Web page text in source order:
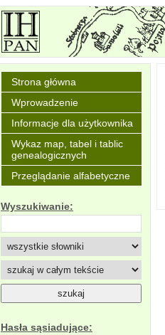
Strona główna
Wprowadzenie
Informacje dla użytkownika
Wykaz map, tabel i tablic
genealogicznych
Przeglądanie alfabetyczne
Wyszukiwanie:
Hasła sąsiadujące: